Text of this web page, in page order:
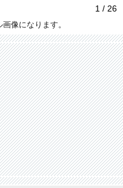
1 / 26
像になります。